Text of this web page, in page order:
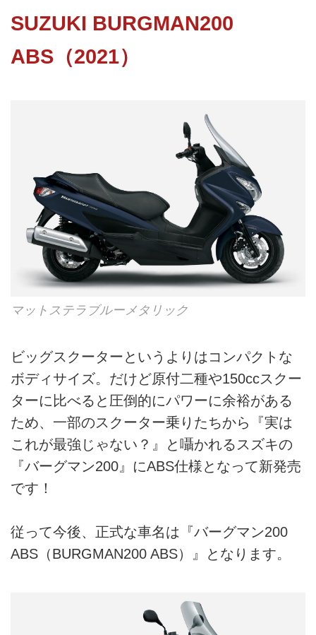
SUZUKI BURGMAN200
ABS（2021）
マットステラブルーメタリック
ビッグスクーターというよりはコンパクトな
ボディサイズ。だけど原付二種や150ccスクー
ターに比べると圧倒的にパワーに余裕がある
ため、一部のスクーター乗りたちから『実は
これが最強じゃない？』と囁かれるスズキの
『バーグマン200』にABS仕様となって新発売
です！
従って今後、正式な車名は『バーグマン200
ABS（BURGMAN200 ABS）』となります。